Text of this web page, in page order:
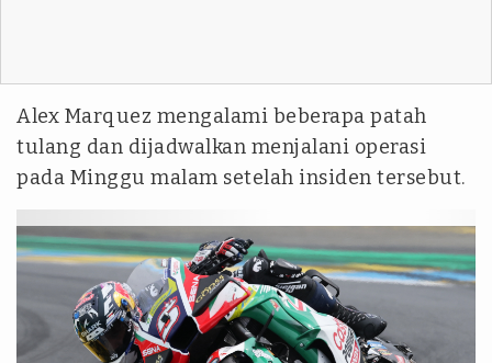
Alex Marquez mengalami beberapa patah
tulang dan dijadwalkan menjalani operasi
pada Minggu malam setelah insiden tersebut.